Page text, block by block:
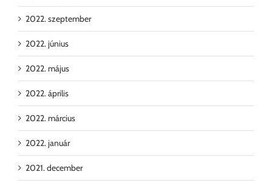
2022. szeptember
2022. június
2022. május
2022. április
2022. március
2022. január
2021. december